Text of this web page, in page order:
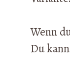
Wenn
Du